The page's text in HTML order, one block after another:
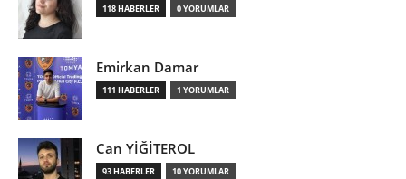
118 HABERLER 0 YORUMLAR
Emirkan Damar
111 HABERLER 1 YORUMLAR
Can YİĞİTEROL
93 HABERLER 10 YORUMLAR